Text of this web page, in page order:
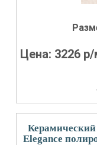
Цена: 3226
Elegance